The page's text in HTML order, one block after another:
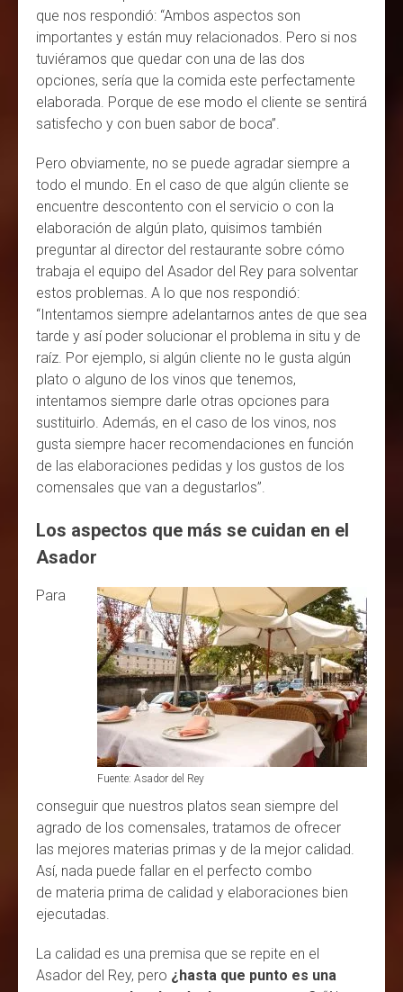
que nos respondió: “Ambos aspectos son
importantes y están muy relacionados. Pero si nos
tuviéramos que quedar con una de las dos
opciones, sería que la comida este perfectamente
elaborada. Porque de ese modo el cliente se sentirá
satisfecho y con buen sabor de boca”.
Pero obviamente, no se puede agradar siempre a
todo el mundo. En el caso de que algún cliente se
encuentre descontento con el servicio o con la
elaboración de algún plato, quisimos también
preguntar al director del restaurante sobre cómo
trabaja el equipo del Asador del Rey para solventar
estos problemas. A lo que nos respondió:
“Intentamos siempre adelantarnos antes de que sea
tarde y así poder solucionar el problema in situ y de
raíz. Por ejemplo, si algún cliente no le gusta algún
plato o alguno de los vinos que tenemos,
intentamos siempre darle otras opciones para
sustituirlo. Además, en el caso de los vinos, nos
gusta siempre hacer recomendaciones en función
de las elaboraciones pedidas y los gustos de los
comensales que van a degustarlos”.
Los aspectos que más se cuidan en el
Asador
Fuente: Asador del Rey
Para
conseguir que nuestros platos sean siempre del
agrado de los comensales, tratamos de ofrecer
las mejores materias primas y de la mejor calidad.
Así, nada puede fallar en el perfecto combo
de materia prima de calidad y elaboraciones bien
ejecutadas.
La calidad es una premisa que se repite en el
Asador del Rey, pero ¿hasta que punto es una